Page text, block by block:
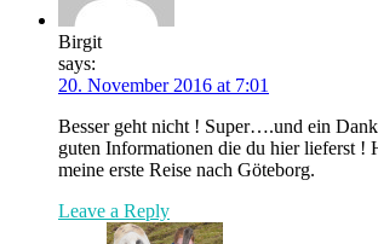
Birgit
says:
20. November 2016 at 7:01
Besser geht nicht ! Super….und ein
guten Informationen die du hier lieferst !
meine erste Reise nach Göteborg.
Leave a Reply